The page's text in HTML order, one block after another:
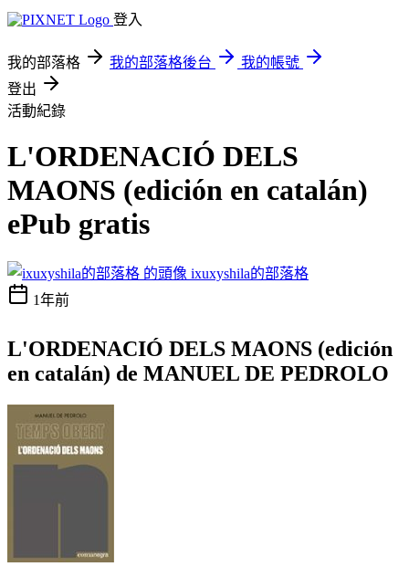
登入
我的部落格 我的部落格後台
我的帳號
登出
活動紀錄
L'ORDENACIÓ DELS
MAONS (edición en catalán)
ePub gratis
ixuxyshila的部落格
1年前
L'ORDENACIÓ DELS MAONS (edición
en catalán) de MANUEL DE PEDROLO